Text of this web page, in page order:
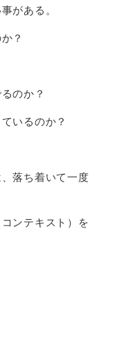
がある。
？
のか？
いるのか？
落ち着いて一度
ンテキスト）を